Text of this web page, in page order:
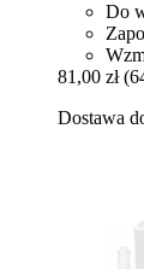
Do
81,00 zł
Dostawa